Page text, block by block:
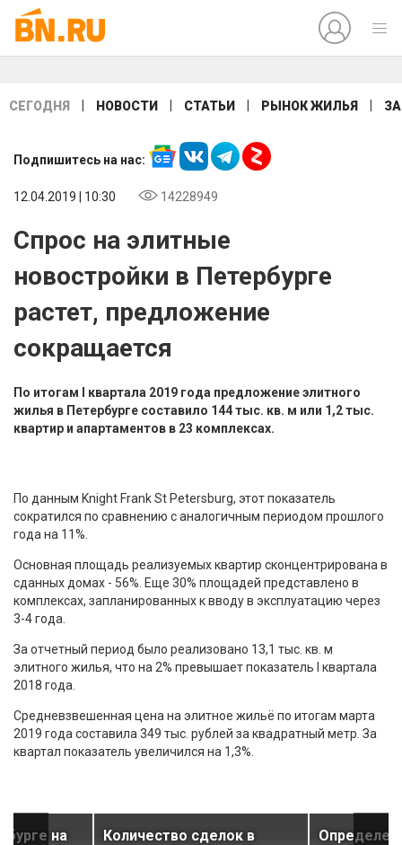
СЕГОДНЯ НОВОСТИ СТАТЬИ РЫНОК ЖИЛЬЯ
Подпишитесь на нас:
12.04.2019 | 10:30 14228949
Спрос на элитные
новостройки в Петербурге
растет, предложение
сокращается
По итогам I квартала 2019 года предложение элитного
жилья в Петербурге составило 144 тыс. кв. м или 1,2 тыс.
квартир и апартаментов в 23 комплексах.
По данным Knight Frank St Petersburg, этот показатель
сократился по сравнению с аналогичным периодом прошлого
года на 11%.
Основная площадь реализуемых квартир сконцентрирована в
сданных домах - 56%. Еще 30% площадей представлено в
комплексах, запланированных к вводу в эксплуатацию через
3-4 года.
За отчетный период было реализовано 13,1 тыс. кв. м
элитного жилья, что на 2% превышает показатель I квартала
2018 года.
Средневзвешенная цена на элитное жильё по итогам марта
2019 года составила 349 тыс. рублей за квадратный метр. За
квартал показатель увеличился на 1,3%.
на
Количество сделок в